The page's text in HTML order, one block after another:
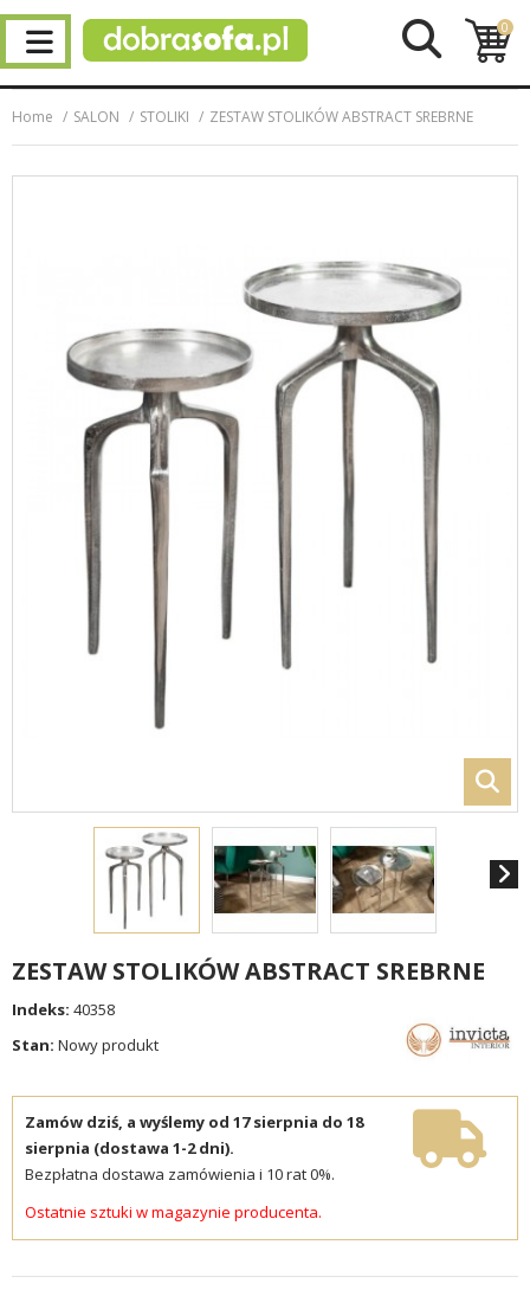
0
Home SALON STOLIKI ZESTAW STOLIKÓW ABSTRACT SREBRNE
ZESTAW STOLIKÓW ABSTRACT SREBRNE
Indeks: 40358
Stan: Nowy produkt
Zamów dziś, a wyślemy od 17 sierpnia do 18
sierpnia (dostawa 1-2 dni).
Bezpłatna dostawa zamówienia i 10 rat 0%.
Ostatnie sztuki w magazynie producenta.